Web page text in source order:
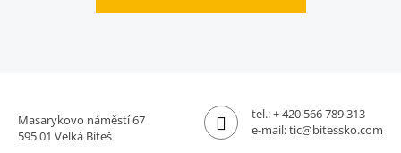
Masarykovo náměstí 67
595 01 Velká Bíteš
tel.:+ 420 566 789 313
e-mail:tic@bitessko.com